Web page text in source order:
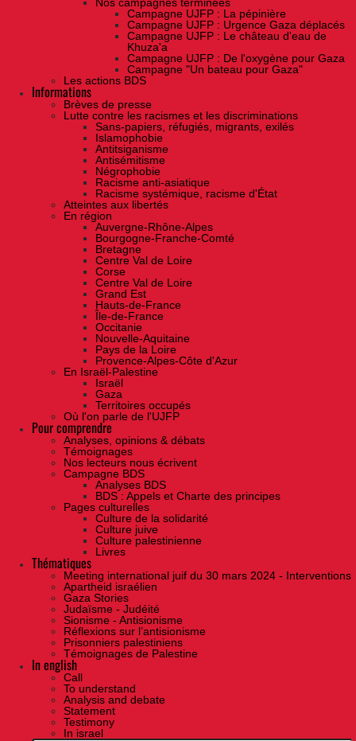
Campagne UJFP : La pépinière
Campagne UJFP : Urgence Gaza déplacés
Campagne UJFP : Le château d'eau de
Khuza'a
Campagne UJFP : De l'oxygène pour Gaza
Campagne "Un bateau pour Gaza"
Les actions BDS
Informations
Brèves de presse
Lutte contre les racismes et les discriminations
Sans-papiers, réfugiés, migrants, exilés
Islamophobie
Antitsiganisme
Antisémitisme
Négrophobie
Racisme anti-asiatique
Racisme systémique, racisme d'État
Atteintes aux libertés
En région
Auvergne-Rhône-Alpes
Bourgogne-Franche-Comté
Bretagne
Centre Val de Loire
Corse
Centre Val de Loire
Grand Est
Hauts-de-France
Île-de-France
Occitanie
Nouvelle-Aquitaine
Pays de la Loire
Provence-Alpes-Côte d'Azur
En Israël-Palestine
Israël
Gaza
Territoires occupés
Où l'on parle de l'UJFP
Pour comprendre
Analyses, opinions & débats
Témoignages
Nos lecteurs nous écrivent
Campagne BDS
Analyses BDS
BDS : Appels et Charte des principes
Pages culturelles
Culture de la solidarité
Culture juive
Culture palestinienne
Livres
Thématiques
Meeting international juif du 30 mars 2024 - Interventions
Apartheid israélien
Gaza Stories
Judaïsme - Judéité
Sionisme - Antisionisme
Réflexions sur l’antisionisme
Prisonniers palestiniens
Témoignages de Palestine
In english
Call
To understand
Analysis and debate
Statement
Testimony
In israel